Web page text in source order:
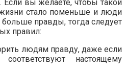
Если вы желаете, чтобы такой
стало поменьше и люди
правды, тогда следует
правил:
людям правду, даже если
настоящему